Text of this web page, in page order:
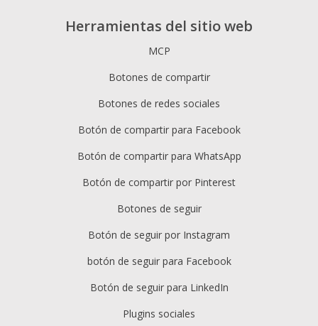
Herramientas del sitio web
MCP
Botones de compartir
Botones de redes sociales
Botón de compartir para Facebook
Botón de compartir para WhatsApp
Botón de compartir por Pinterest
Botones de seguir
Botón de seguir por Instagram
botón de seguir para Facebook
Botón de seguir para LinkedIn
Plugins sociales